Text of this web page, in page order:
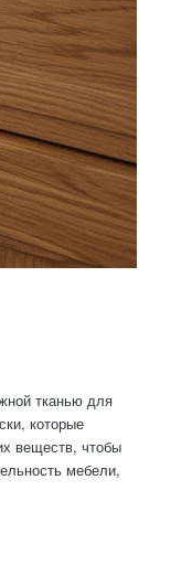
тканью для
которые
веществ, чтобы
мебели,